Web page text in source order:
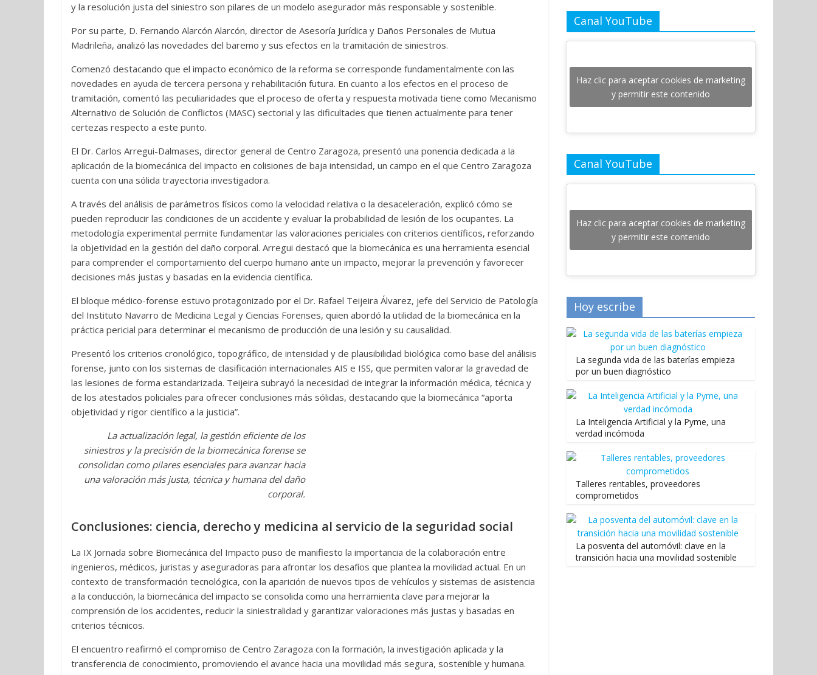
y la resolución justa del siniestro son pilares de un modelo asegurador más responsable y sostenible.
Por su parte, D. Fernando Alarcón Alarcón, director de Asesoría Jurídica y Daños Personales de Mutua
Madrileña, analizó las novedades del baremo y sus efectos en la tramitación de siniestros.
Comenzó destacando que el impacto económico de la reforma se corresponde fundamentalmente con las
novedades en ayuda de tercera persona y rehabilitación futura. En cuanto a los efectos en el proceso de
tramitación, comentó las peculiaridades que el proceso de oferta y respuesta motivada tiene como Mecanismo
Alternativo de Solución de Conflictos (MASC) sectorial y las dificultades que tienen actualmente para tener
certezas respecto a este punto.
El Dr. Carlos Arregui-Dalmases, director general de Centro Zaragoza, presentó una ponencia dedicada a la
aplicación de la biomecánica del impacto en colisiones de baja intensidad, un campo en el que Centro Zaragoza
cuenta con una sólida trayectoria investigadora.
A través del análisis de parámetros físicos como la velocidad relativa o la desaceleración, explicó cómo se
pueden reproducir las condiciones de un accidente y evaluar la probabilidad de lesión de los ocupantes. La
metodología experimental permite fundamentar las valoraciones periciales con criterios científicos, reforzando
la objetividad en la gestión del daño corporal. Arregui destacó que la biomecánica es una herramienta esencial
para comprender el comportamiento del cuerpo humano ante un impacto, mejorar la prevención y favorecer
decisiones más justas y basadas en la evidencia científica.
El bloque médico-forense estuvo protagonizado por el Dr. Rafael Teijeira Álvarez, jefe del Servicio de Patología
del Instituto Navarro de Medicina Legal y Ciencias Forenses, quien abordó la utilidad de la biomecánica en la
práctica pericial para determinar el mecanismo de producción de una lesión y su causalidad.
Presentó los criterios cronológico, topográfico, de intensidad y de plausibilidad biológica como base del análisis
forense, junto con los sistemas de clasificación internacionales AIS e ISS, que permiten valorar la gravedad de
las lesiones de forma estandarizada. Teijeira subrayó la necesidad de integrar la información médica, técnica y
de los atestados policiales para ofrecer conclusiones más sólidas, destacando que la biomecánica “aporta
objetividad y rigor científico a la justicia”.
La actualización legal, la gestión eficiente de los
siniestros y la precisión de la biomecánica forense se
consolidan como pilares esenciales para avanzar hacia
una valoración más justa, técnica y humana del daño
corporal.
Conclusiones: ciencia, derecho y medicina al servicio de la seguridad social
La IX Jornada sobre Biomecánica del Impacto puso de manifiesto la importancia de la colaboración entre
ingenieros, médicos, juristas y aseguradoras para afrontar los desafíos que plantea la movilidad actual. En un
contexto de transformación tecnológica, con la aparición de nuevos tipos de vehículos y sistemas de asistencia
a la conducción, la biomecánica del impacto se consolida como una herramienta clave para mejorar la
comprensión de los accidentes, reducir la siniestralidad y garantizar valoraciones más justas y basadas en
criterios técnicos.
El encuentro reafirmó el compromiso de Centro Zaragoza con la formación, la investigación aplicada y la
transferencia de conocimiento, promoviendo el avance hacia una movilidad más segura, sostenible y humana.
Canal YouTube
Haz clic para aceptar cookies de marketing
y permitir este contenido
Canal YouTube
Haz clic para aceptar cookies de marketing
y permitir este contenido
Hoy escribe
La segunda vida de las baterías empieza
por un buen diagnóstico
La Inteligencia Artificial y la Pyme, una
verdad incómoda
Talleres rentables, proveedores
comprometidos
La posventa del automóvil: clave en la
transición hacia una movilidad sostenible